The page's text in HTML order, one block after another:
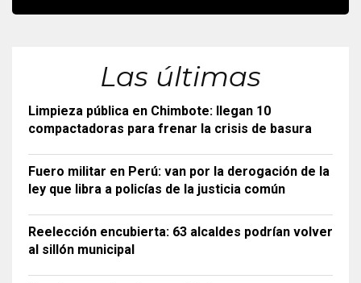
Las últimas
Limpieza pública en Chimbote: llegan 10
compactadoras para frenar la crisis de basura
Fuero militar en Perú: van por la derogación de la
ley que libra a policías de la justicia común
Reelección encubierta: 63 alcaldes podrían volver
al sillón municipal